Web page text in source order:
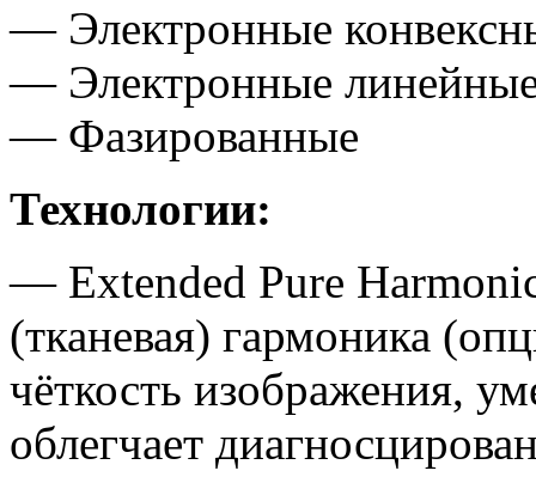
— Электронные
— Электронные
— Фазированные
Технологии:
— Extended Pure
(тканевая) гармоника
чёткость изображения,
облегчает